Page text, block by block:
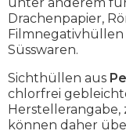
Drachenpapier,
Süsswaren.
Sichthüllen aus
chlorfrei
Herstellerangabe,
können daher